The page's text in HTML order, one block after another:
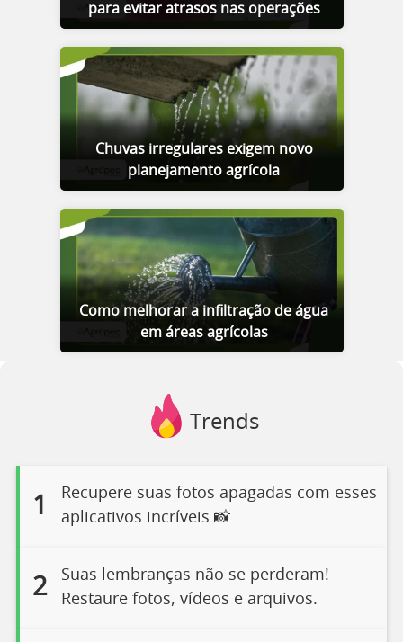
para evitar atrasos nas operações
Chuvas irregulares exigem novo
planejamento agrícola
Como melhorar a infiltração de água
em áreas agrícolas
Trends
1
Recupere suas fotos apagadas com esses
aplicativos incríveis 📸
2
Suas lembranças não se perderam!
Restaure fotos, vídeos e arquivos.